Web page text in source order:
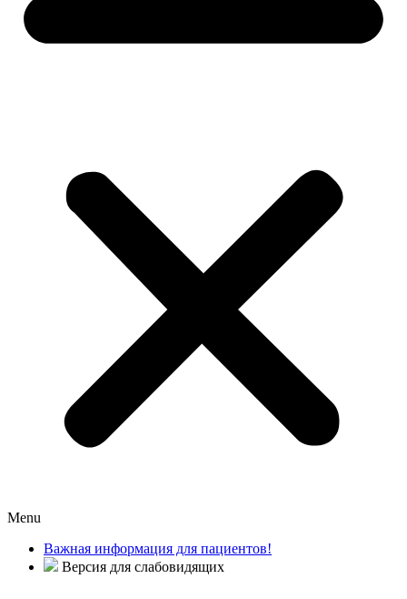
Menu
Важная информация для пациентов!
Версия для слабовидящих